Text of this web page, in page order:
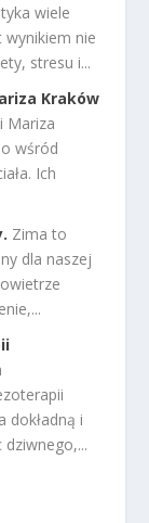
wiele
wynikiem nie
stresu i...
Kraków
Mariza
wśród
Ich
Zima to
dla naszej
dokładną i